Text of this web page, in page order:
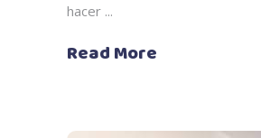
hacer
Read More